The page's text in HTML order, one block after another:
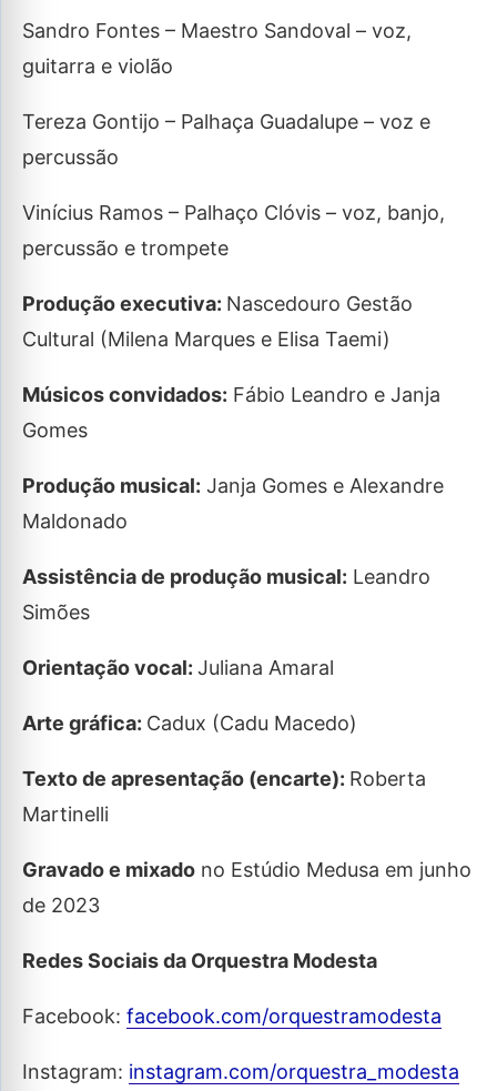
Sandro Fontes – Maestro Sandoval – voz,
guitarra e violão
Tereza Gontijo – Palhaça Guadalupe – voz e
percussão
Vinícius Ramos – Palhaço Clóvis – voz, banjo,
percussão e trompete
Produção executiva: Nascedouro Gestão
Cultural (Milena Marques e Elisa Taemi)
Músicos convidados: Fábio Leandro e Janja
Gomes
Produção musical: Janja Gomes e Alexandre
Maldonado
Assistência de produção musical: Leandro
Simões
Orientação vocal: Juliana Amaral
Arte gráfica: Cadux (Cadu Macedo)
Texto de apresentação (encarte): Roberta
Martinelli
Gravado e mixado no Estúdio Medusa em junho
de 2023
Redes Sociais da Orquestra Modesta
Facebook: facebook.com/orquestramodesta
Instagram: instagram.com/orquestra_modesta